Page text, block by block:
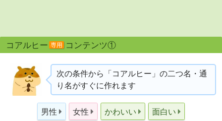
コアルヒー 専用 コンテンツ①
次の条件から「コアルヒー」の二つ名・通
り名がすぐに作れます
男性 女性 かわいい 面白い